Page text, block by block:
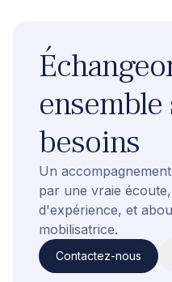
ensemble
besoins
Un
par une vraie
d'expérience, et
mobilisatrice.
Contactez-nous